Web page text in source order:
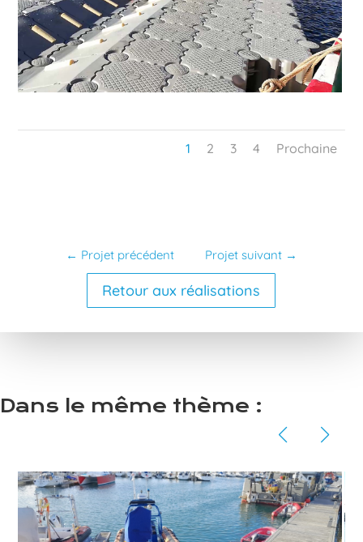
1 2 3 4 Prochaine
← Projet précédent Projet suivant →
Retour aux réalisations
Dans le même thème :